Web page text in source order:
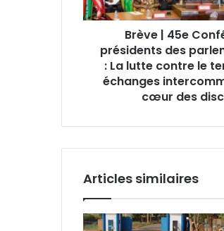
Brève | 45e
présidents des
: La lutte contre le
échanges
cœur des
Articles similaires